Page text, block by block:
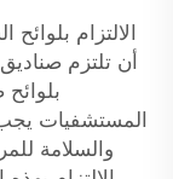
الالتزام
أن تلتزم
المستشفيات
والسلامة